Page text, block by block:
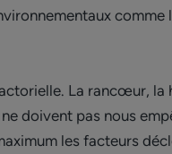
comme
La rancœur,
doivent pas nous
les facteurs